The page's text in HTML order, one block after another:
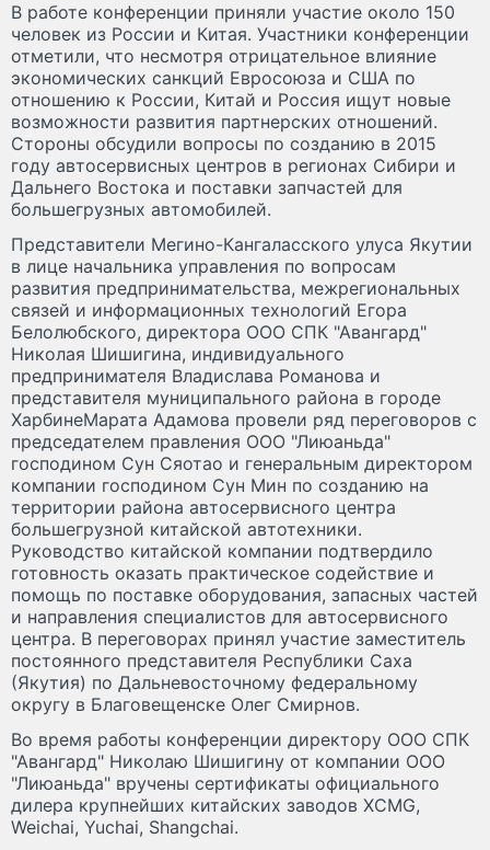
В работе конференции приняли участие около 150
человек из России и Китая. Участники конференции
отметили, что несмотря отрицательное влияние
экономических санкций Евросоюза и США по
отношению к России, Китай и Россия ищут новые
возможности развития партнерских отношений.
Стороны обсудили вопросы по созданию в 2015
году автосервисных центров в регионах Сибири и
Дальнего Востока и поставки запчастей для
большегрузных автомобилей.
Представители Мегино-Кангаласского улуса Якутии
в лице начальника управления по вопросам
развития предпринимательства, межрегиональных
связей и информационных технологий Егора
Белолюбского, директора ООО СПК "Авангард"
Николая Шишигина, индивидуального
предпринимателя Владислава Романова и
представителя муниципального района в городе
ХарбинеМарата Адамова провели ряд переговоров с
председателем правления ООО "Лиюаньда"
господином Сун Сяотао и генеральным директором
компании господином Сун Мин по созданию на
территории района автосервисного центра
большегрузной китайской автотехники.
Руководство китайской компании подтвердило
готовность оказать практическое содействие и
помощь по поставке оборудования, запасных частей
и направления специалистов для автосервисного
центра. В переговорах принял участие заместитель
постоянного представителя Республики Саха
(Якутия) по Дальневосточному федеральному
округу в Благовещенске Олег Смирнов.
Во время работы конференции директору ООО СПК
"Авангард" Николаю Шишигину от компании ООО
"Лиюаньда" вручены сертификаты официального
дилера крупнейших китайских заводов XCMG,
Weichai, Yuchai, Shangchai.